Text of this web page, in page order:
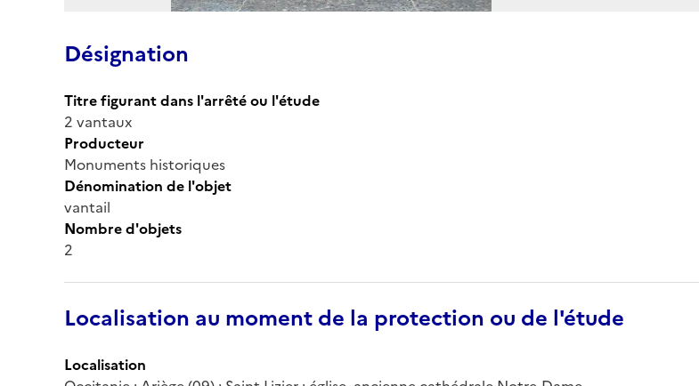
Désignation
Titre figurant dans l'arrêté ou l'étude
2 vantaux
Producteur
Monuments historiques
Dénomination de l'objet
vantail
Nombre d'objets
2
Localisation au moment de la protection ou de l'étude
Localisation